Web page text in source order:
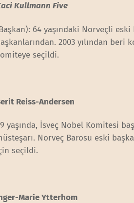
Kullmann Five
64 yaşındaki Norveçli
2003 yılından beri
seçildi.
Reiss-Andersen
yaşında, İsveç Nobel Komitesi
Norveç Barosu eski
seçildi.
Marie Ytterhom